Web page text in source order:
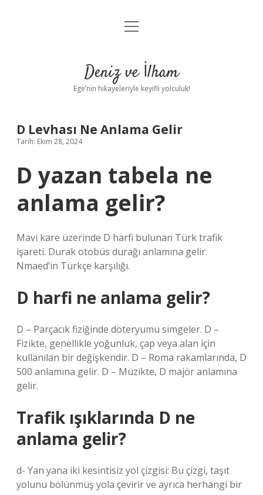
Anasayfa
Yasal Uyarı
menüyü
Deniz ve İlham
Ege’nin hikayeleriyle keyifli yolculuk!
D Levhası Ne Anlama Gelir
Tarih: Ekim 28, 2024
D yazan tabela ne
anlama gelir?
Mavi kare üzerinde D harfi bulunan Türk trafik
işareti. Durak otobüs durağı anlamına gelir.
Nmaed’in Türkçe karşılığı.
D harfi ne anlama gelir?
D – Parçacık fiziğinde döteryumu simgeler. D –
Fizikte, genellikle yoğunluk, çap veya alan için
kullanılan bir değişkendir. D – Roma rakamlarında, D
500 anlamına gelir. D – Müzikte, D majör anlamına
gelir.
Trafik ışıklarında D ne
anlama gelir?
d- Yan yana iki kesintisiz yol çizgisi: Bu çizgi, taşıt
yolunu bölünmüş yola çevirir ve ayrıca herhangi bir